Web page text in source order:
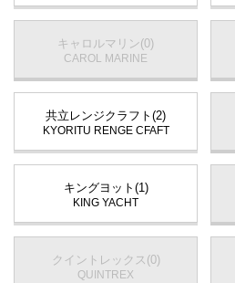
キャロルマリン(0)
CAROL MARINE
共立レンジクラフト(2)
KYORITU RENGE CFAFT
キングヨット(1)
KING YACHT
クイントレックス(0)
QUINTREX